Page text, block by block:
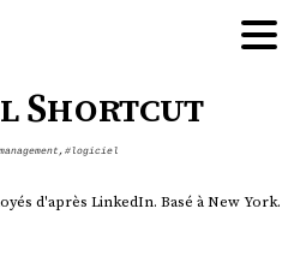
Shortcut
, #logiciel
d'après LinkedIn. Basé à New York.